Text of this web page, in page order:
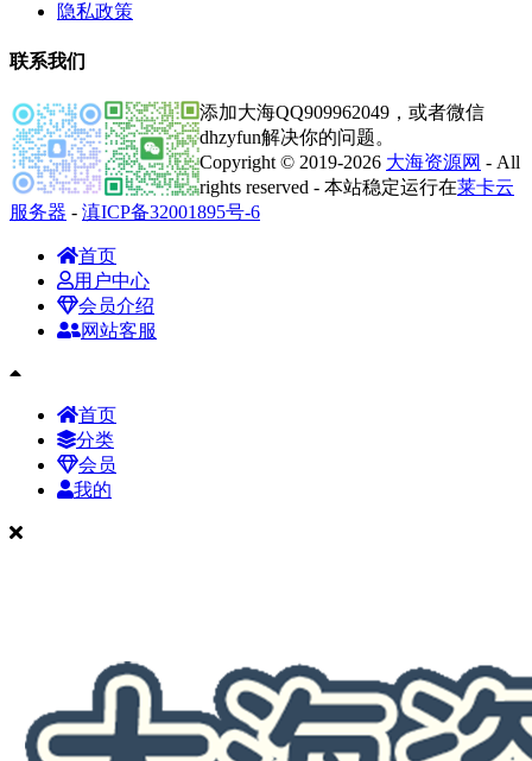
隐私政策
联系我们
添加大海QQ909962049，或者微信
dhzyfun解决你的问题。
Copyright © 2019-2026 大海资源网 - All
rights reserved - 本站稳定运行在莱卡云
服务器 - 滇ICP备32001895号-6
首页
用户中心
会员介绍
网站客服
首页
分类
会员
我的